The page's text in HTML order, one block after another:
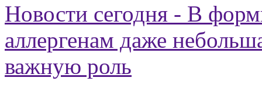
Новости сегодня - В
аллергенам даже
важную роль